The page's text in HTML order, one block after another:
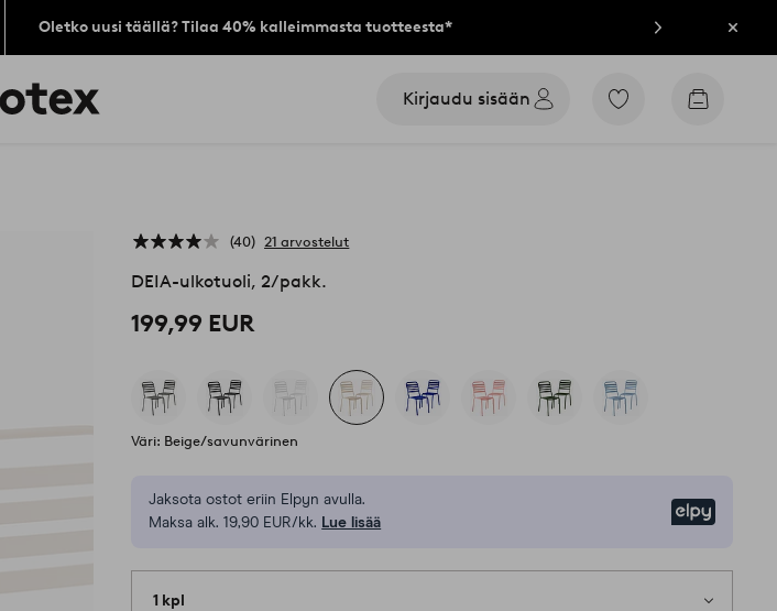
Oletko uusi täällä? Tilaa 40% kalleimmasta tuotteesta* Sulje
Kirjaudu sisään
Siirry
Siirry
40 21 arvostelut
DEIA-ulkotuoli, 2/pakk.
199,99 EUR
Väri: Beige/savunvärinen
Jaksota ostot eriin Elpyn avulla.
Maksa alk. 19,90 EUR/kk. Lue lisää
1 kpl